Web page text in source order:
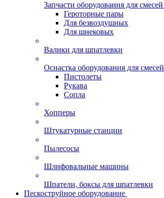
Запчасти оборудования для смесей
Героторные пары
Для безвоздушных
Для шнековых
Валики для шпатлевки
Оснастка оборудования для смесей
Пистолеты
Рукава
Сопла
Хопперы
Штукатурные станции
Пылесосы
Шлифовальные машины
Шпатели, боксы для шпатлевки
Пескоструйное оборудование